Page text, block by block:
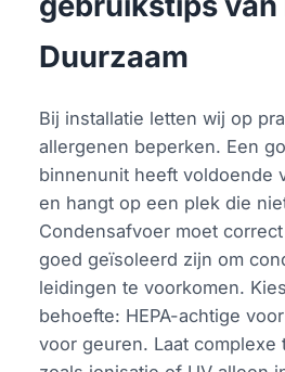
Duurzaam
Bij installatie letten wij op
allergenen beperken. Een
binnenunit heeft voldoende
en hangt op een plek die
Condensafvoer moet
goed geïsoleerd zijn om
leidingen te voorkomen.
behoefte: HEPA-achtige
voor geuren. Laat complexe